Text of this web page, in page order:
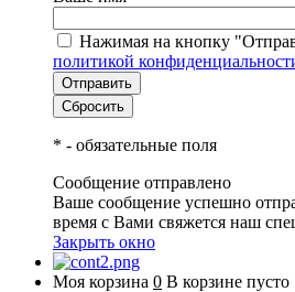
Нажимая на кнопку
политикой
* - обязательные поля
Сообщение отправлено
Ваше сообщение успешно
время с Вами свяжется наш
Закрыть окно
Моя корзина 0 В корзине пусто